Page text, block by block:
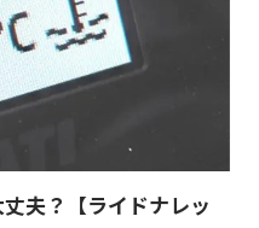
夫？【ライドナレッ